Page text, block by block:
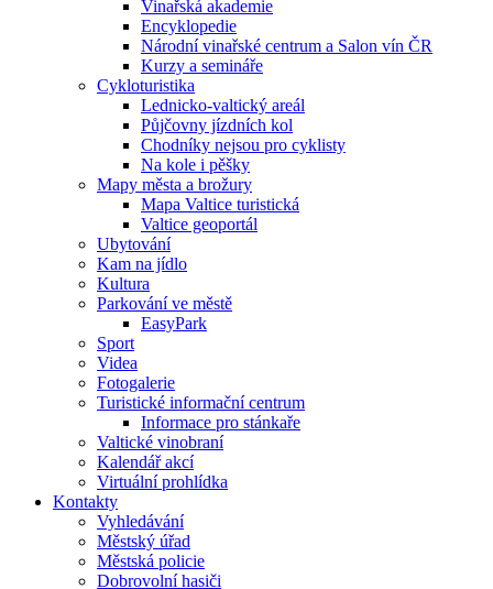
Vinařská akademie
Encyklopedie
Národní vinařské centrum a Salon vín ČR
Kurzy a semináře
Cykloturistika
Lednicko-valtický areál
Půjčovny jízdních kol
Chodníky nejsou pro cyklisty
Na kole i pěšky
Mapy města a brožury
Mapa Valtice turistická
Valtice geoportál
Ubytování
Kam na jídlo
Kultura
Parkování ve městě
EasyPark
Sport
Videa
Fotogalerie
Turistické informační centrum
Informace pro stánkaře
Valtické vinobraní
Kalendář akcí
Virtuální prohlídka
Kontakty
Vyhledávání
Městský úřad
Městská policie
Dobrovolní hasiči